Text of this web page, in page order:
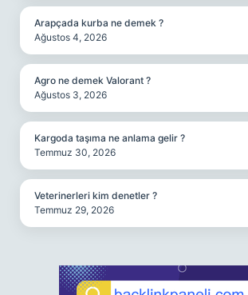
Arapçada kurba ne demek ?
Ağustos 4, 2026
Agro ne demek Valorant ?
Ağustos 3, 2026
Kargoda taşıma ne anlama gelir ?
Temmuz 30, 2026
Veterinerleri kim denetler ?
Temmuz 29, 2026